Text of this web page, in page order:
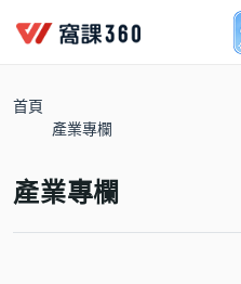
今天想要學什麼?
首頁
產業專欄
產業專欄